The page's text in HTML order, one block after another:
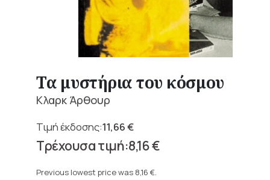
Τα μυστήρια του κόσμου
Κλαρκ Άρθουρ
11,66€
Original
price 8,16€
price
Previous lowest price was 8,16 €.